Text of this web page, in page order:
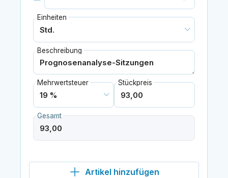
Einheiten
Beschreibung
Mehrwertsteuer Stückpreis
Gesamt
Artikel hinzufügen